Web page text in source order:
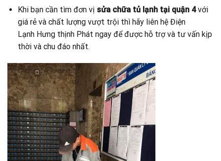
Khi bạn cần tìm đơn vị sửa chữa tủ lạnh tại quận 4với
giá rẻ và chất lượng vượt trội thì hãy liên hệ Điện
Lạnh Hưng thịnh Phát ngay để được hỗ trợ và tư vấn kịp
thời và chu đáo nhất.